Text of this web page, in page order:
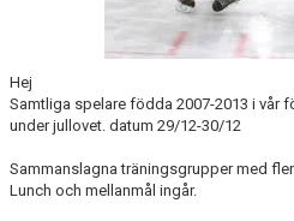
THF UNGDOMSPOLICY - RÖDA TRÅD
PROFILKLÄDER
BILDGALLERI
TRISSBOLAGET
Hej
Samtliga spelare födda 2007-2013 i vår
under jullovet. datum 29/12-30/12
Sammanslagna träningsgrupper med
Lunch och mellanmål ingår.